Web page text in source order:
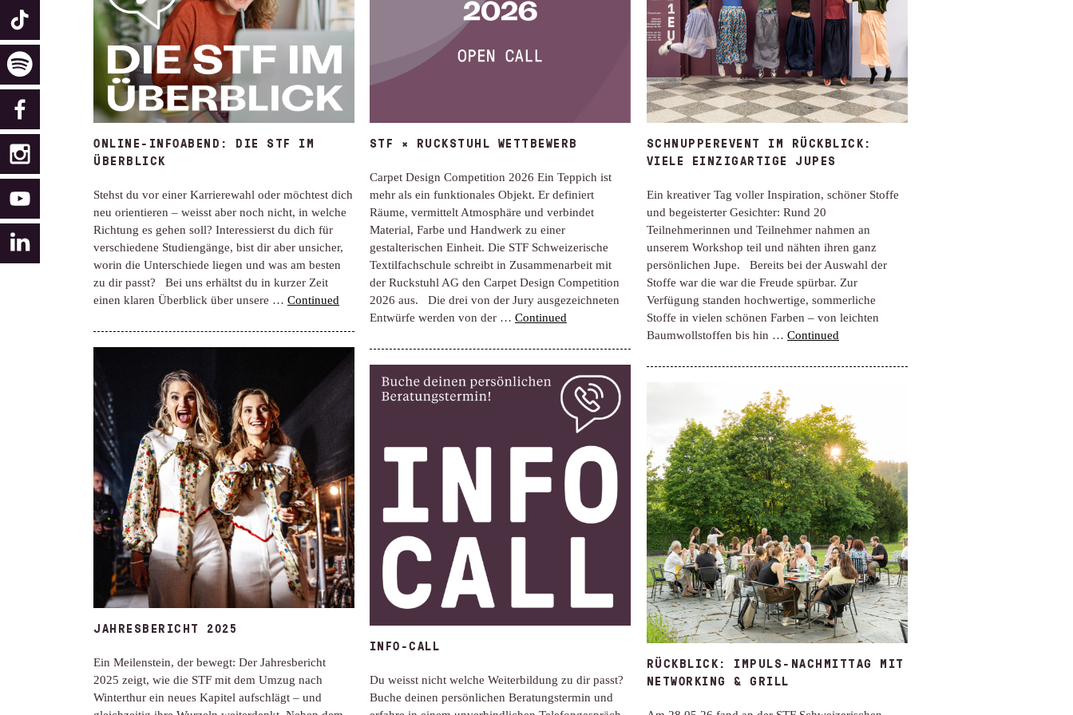
ONLINE-INFOABEND: DIE STF IM
ÜBERBLICK
Stehst du vor einer Karrierewahl oder möchtest dich
neu orientieren – weisst aber noch nicht, in welche
Richtung es gehen soll? Interessierst du dich für
verschiedene Studiengänge, bist dir aber unsicher,
worin die Unterschiede liegen und was am besten
zu dir passt? Bei uns erhältst du in kurzer Zeit
einen klaren Überblick über unsere … Continued
STF × RUCKSTUHL WETTBEWERB
Carpet Design Competition 2026 Ein Teppich ist
mehr als ein funktionales Objekt. Er definiert
Räume, vermittelt Atmosphäre und verbindet
Material, Farbe und Handwerk zu einer
gestalterischen Einheit. Die STF Schweizerische
Textilfachschule schreibt in Zusammenarbeit mit
der Ruckstuhl AG den Carpet Design Competition
2026 aus. Die drei von der Jury ausgezeichneten
Entwürfe werden von der … Continued
SCHNUPPEREVENT IM RÜCKBLICK:
VIELE EINZIGARTIGE JUPES
Ein kreativer Tag voller Inspiration, schöner Stoffe
und begeisterter Gesichter: Rund 20
Teilnehmerinnen und Teilnehmer nahmen an
unserem Workshop teil und nähten ihren ganz
persönlichen Jupe. Bereits bei der Auswahl der
Stoffe war die war die Freude spürbar. Zur
Verfügung standen hochwertige, sommerliche
Stoffe in vielen schönen Farben – von leichten
Baumwollstoffen bis hin … Continued
JAHRESBERICHT 2025
Ein Meilenstein, der bewegt: Der Jahresbericht
2025 zeigt, wie die STF mit dem Umzug nach
Winterthur ein neues Kapitel aufschlägt – und
INFO-CALL
Du weisst nicht welche Weiterbildung zu dir passt?
Buche deinen persönlichen Beratungstermin und
RÜCKBLICK: IMPULS-NACHMITTAG MIT
NETWORKING & GRILL